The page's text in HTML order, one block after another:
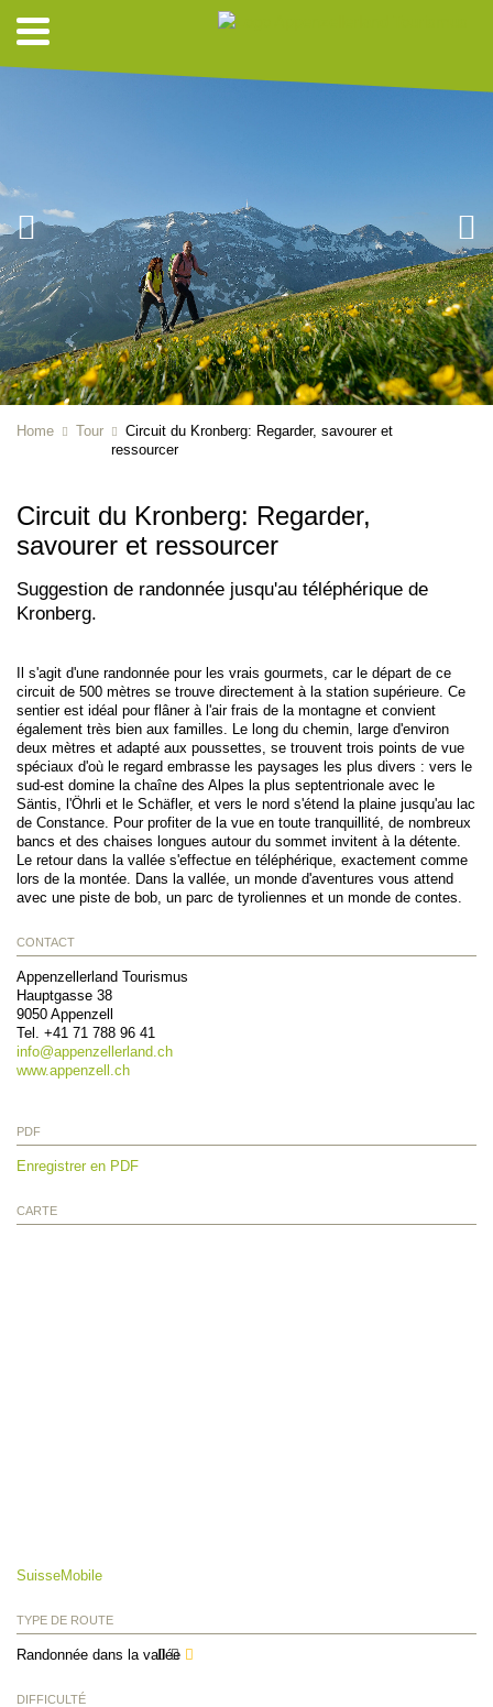
Home Tour
Circuit du Kronberg: Regarder, savourer et
ressourcer
Circuit du Kronberg: Regarder,
savourer et ressourcer
Suggestion de randonnée jusqu'au téléphérique de
Kronberg.
Il s'agit d'une randonnée pour les vrais gourmets, car le départ de ce
circuit de 500 mètres se trouve directement à la station supérieure. Ce
sentier est idéal pour flâner à l'air frais de la montagne et convient
également très bien aux familles. Le long du chemin, large d'environ
deux mètres et adapté aux poussettes, se trouvent trois points de vue
spéciaux d'où le regard embrasse les paysages les plus divers : vers le
sud-est domine la chaîne des Alpes la plus septentrionale avec le
Säntis, l'Öhrli et le Schäfler, et vers le nord s'étend la plaine jusqu'au lac
de Constance. Pour profiter de la vue en toute tranquillité, de nombreux
bancs et des chaises longues autour du sommet invitent à la détente.
Le retour dans la vallée s'effectue en téléphérique, exactement comme
lors de la montée. Dans la vallée, un monde d'aventures vous attend
avec une piste de bob, un parc de tyroliennes et un monde de contes.
CONTACT
Appenzellerland Tourismus
Hauptgasse 38
9050 Appenzell
Tel. +41 71 788 96 41
info@appenzellerland.ch
www.appenzell.ch
PDF
Enregistrer en PDF
CARTE
SuisseMobile
TYPE DE ROUTE
Randonnée dans la vallée
DIFFICULTÉ